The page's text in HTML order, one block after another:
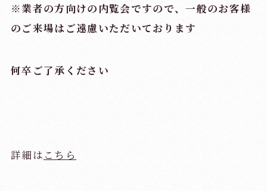
※業者の方向けの内覧会ですので、一般のお客様
のご来場はご遠慮いただいております
何卒ご了承ください
詳細は こちら